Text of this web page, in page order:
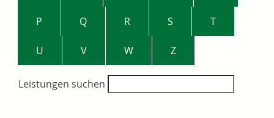
P Q R S T
U V W Z
Leistungen suchen